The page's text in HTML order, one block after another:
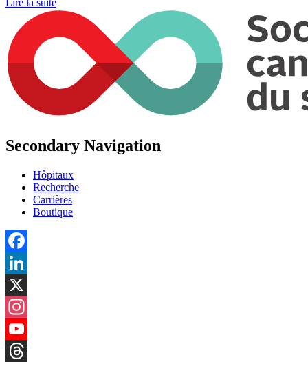
Lire la suite
Secondary Navigation
Hôpitaux
Recherche
Carrières
Boutique
Facebook
LinkedIn
X
Instagram
YouTube